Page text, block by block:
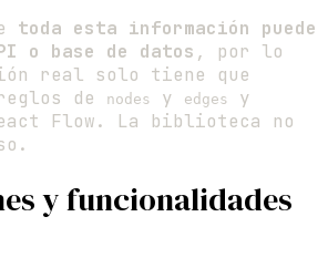
toda esta información puede
o base de datos , por lo
real solo tiene que
de
nodes y edges
y
Flow. La biblioteca no
y funcionalidades